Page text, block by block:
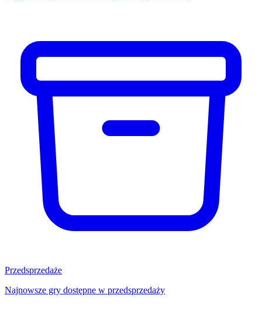
Przedsprzedaże
Najnowsze gry dostępne w przedsprzedaży